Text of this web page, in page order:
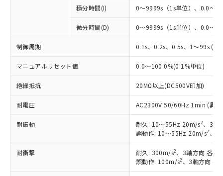
積分時間(I) 0～9999s（1s単位）、0.0～
微分時間(D) 0～9999s（1s単位）、0.0～
制御周期 0.1s、0.2s、0.5s、1～99s (1s
マニュアルリセット値 0.0～100.0%(0.1%単位)
絶縁抵抗 20MΩ以上(DC500V印加)
耐電圧 AC2300V 50/60Hz 1min (異極
耐振動 耐久: 10～55Hz 20m/s2、3軸
誤動作: 10～55Hz 20m/s2 、3
耐衝撃 耐久: 300m/s2、3軸方向 各3回
誤動作: 100m/s2 、3軸方向 各